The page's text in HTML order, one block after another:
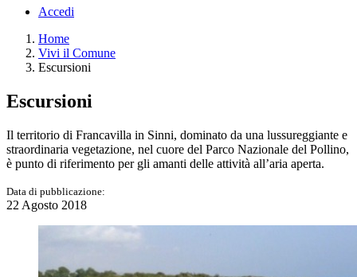
Accedi
Home
Vivi il Comune
Escursioni
Escursioni
Il territorio di Francavilla in Sinni, dominato da una lussureggiante e
straordinaria vegetazione, nel cuore del Parco Nazionale del Pollino,
è punto di riferimento per gli amanti delle attività all’aria aperta.
Data di pubblicazione:
22 Agosto 2018